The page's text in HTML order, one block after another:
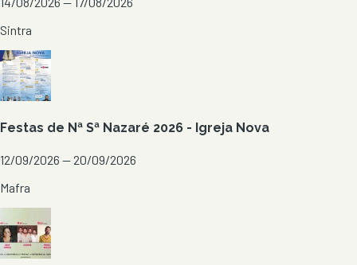
Sintra
Festas de Nª Sª Nazaré 2026 - Igreja Nova
12/09/2026 — 20/09/2026
Mafra